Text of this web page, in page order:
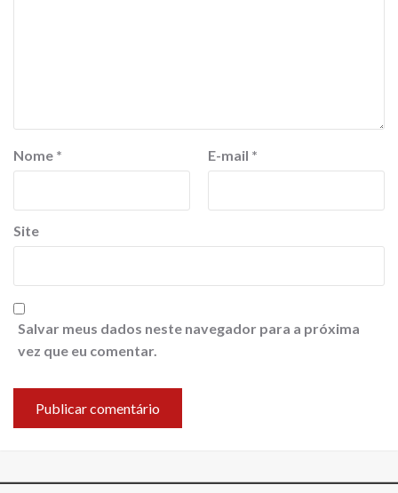
Nome * E-mail *
Site
Salvar meus dados neste navegador para a próxima
vez que eu comentar.